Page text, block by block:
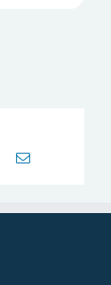
Pinterest
E-